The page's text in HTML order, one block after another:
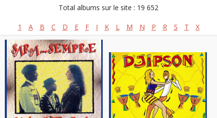
Total albums sur le site : 19 652
1 A B C D E F I K L M N P R S T X